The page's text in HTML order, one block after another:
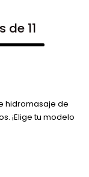
de 11
hidromasaje de
¡Elige tu modelo